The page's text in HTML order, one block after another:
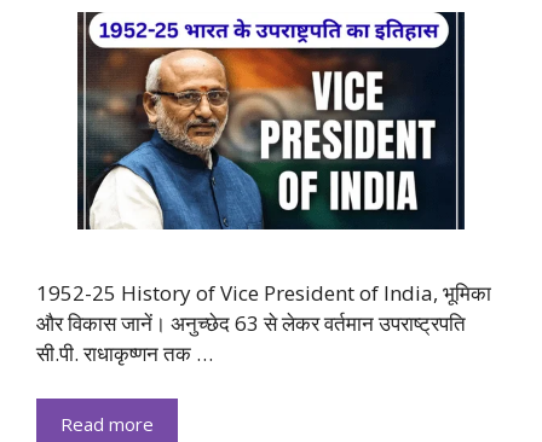
1952-25 History of Vice President of India, भूमिका
और विकास जानें। अनुच्छेद 63 से लेकर वर्तमान उपराष्ट्रपति
सी.पी. राधाकृष्णन तक …
Read more